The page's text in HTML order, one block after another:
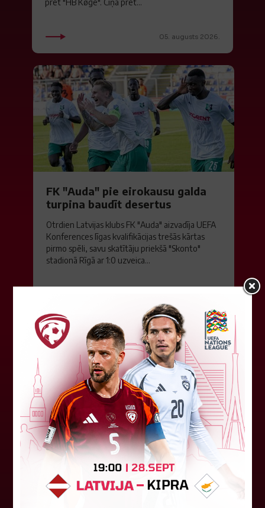
pret "HB Køge". Cīņā pret...
05. augusts 2026.
FK "Auda" pie eirokausu galda
turpina baudīt desertus
Otrdien Latvijas klubs FK "Auda" aizvadīja UEFA
Konferences līgas kvalifikācijas trešās kārtas
pirmo spēli, savu skatītāju priekšā "Skonto"
stadionā Rīgā ar 1:0 uzveica...
Latvijas tiesnešiem uztic darbu
UEFA Eiropas līgā
Latvijas tiesnešu brigāde apkalpos UEFA Eiropas
līgas kvalifikācijas spēli šovakar Dublinā starp